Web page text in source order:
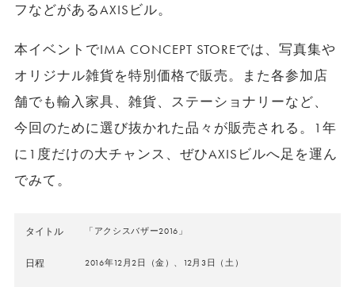
フなどがあるAXISビル。
本イベントでIMA CONCEPT STOREでは、写真集や
オリジナル雑貨を特別価格で販売。また各参加店
舗でも輸入家具、雑貨、ステーショナリーなど、
今回のために選び抜かれた品々が販売される。1年
に1度だけの大チャンス、ぜひAXISビルへ足を運ん
でみて。
タイトル 「アクシスバザー2016」
日程 2016年12月2日（金）、12月3日（土）